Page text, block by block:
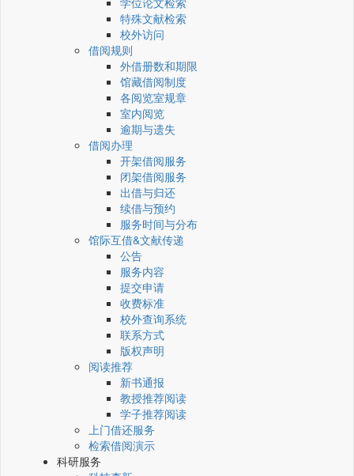
特殊文献检索
校外访问
借阅规则
外借册数和期限
馆藏借阅制度
各阅览室规章
室内阅览
逾期与遗失
借阅办理
开架借阅服务
闭架借阅服务
出借与归还
续借与预约
服务时间与分布
馆际互借&文献传递
公告
服务内容
提交申请
收费标准
校外查询系统
联系方式
版权声明
阅读推荐
新书通报
教授推荐阅读
学子推荐阅读
上门借还服务
检索借阅演示
科研服务